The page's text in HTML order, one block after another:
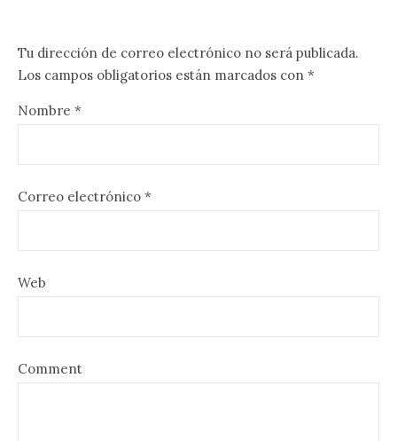
Tu dirección de correo electrónico no será publicada.
Los campos obligatorios están marcados con *
Nombre *
Correo electrónico *
Web
Comment